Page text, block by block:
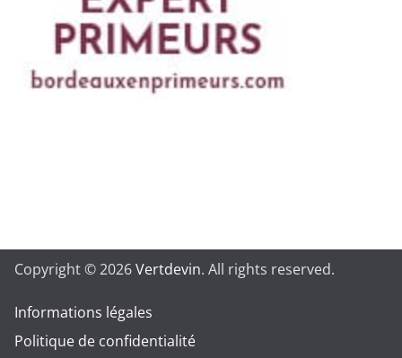
Copyright © 2026Vertdevin. All rights reserved.
Informations légales
Politique de confidentialité